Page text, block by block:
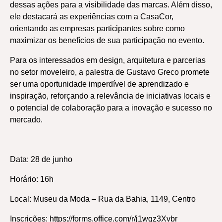
dessas ações para a visibilidade das marcas. Além disso,
ele destacará as experiências com a CasaCor,
orientando as empresas participantes sobre como
maximizar os benefícios de sua participação no evento.
Para os interessados em design, arquitetura e parcerias
no setor moveleiro, a palestra de Gustavo Greco promete
ser uma oportunidade imperdível de aprendizado e
inspiração, reforçando a relevância de iniciativas locais e
o potencial de colaboração para a inovação e sucesso no
mercado.
Data: 28 de junho
Horário: 16h
Local: Museu da Moda – Rua da Bahia, 1149, Centro
Inscrições: https://forms.office.com/r/j1wgz3Xvbr